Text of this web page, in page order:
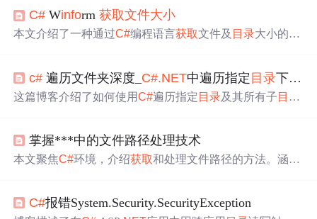
C# Winform获取文件大小
本文介绍了一种通过C#编程语言获取文件及 目录大小的方
控磁盘空间使用的场景。
c# 遍历文件夹深度_ C#.NET中遍历指定 目录下的文件（及所有子
这篇博客介绍了如何使用C#遍历指定 目录及其所有子 目录
索：1.目录下所有文件；2.目录及其子
所有子目录及深层 目录文件。示例代码展示了如何在实际
掌握***中的文件路径处理技术
本文聚焦C#环境，介绍获取和处理文件路径的方法。涵盖
径安全风险，给出最佳实践，同时提供IIS权限设置指南，
C#报错System.Security.SecurityException